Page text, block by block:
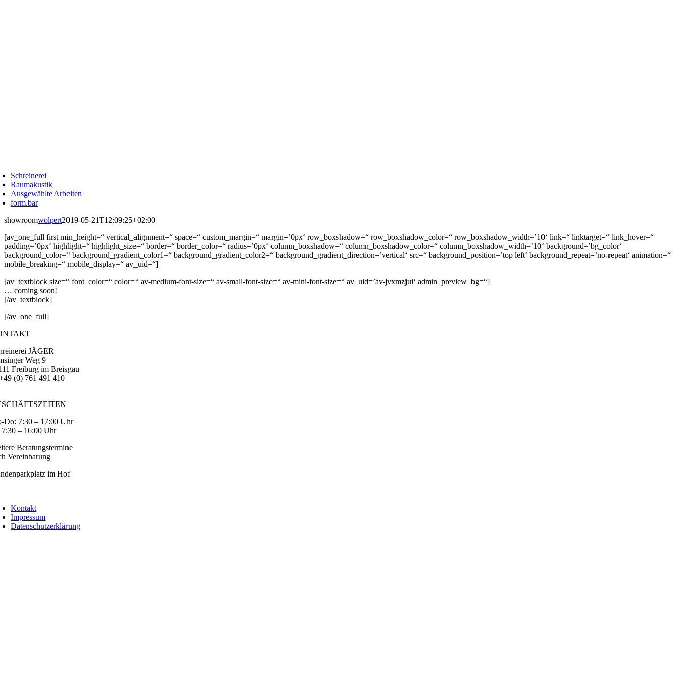
Schreinerei
Raumakustik
Ausgewählte Arbeiten
form.bar
showroomwolpert2019-05-21T12:09:25+02:00
[av_one_full first min_height=“ vertical_alignment=“ space=“ custom_margin=“ margin=’0px‘ row_boxshadow=“ row_boxshadow_color=“ row_boxshadow_width=’10‘ link=“ linktarget=“ link_hover=“
padding=’0px‘ highlight=“ highlight_size=“ border=“ border_color=“ radius=’0px‘ column_boxshadow=“ column_boxshadow_color=“ column_boxshadow_width=’10‘ background=’bg_color‘
background_color=“ background_gradient_color1=“ background_gradient_color2=“ background_gradient_direction=’vertical‘ src=“ background_position=’top left‘ background_repeat=’no-repeat‘ animation=“
mobile_breaking=“ mobile_display=“ av_uid=“]
[av_textblock size=“ font_color=“ color=“ av-medium-font-size=“ av-small-font-size=“ av-mini-font-size=“ av_uid=’av-jvxmzjui‘ admin_preview_bg=“]
… coming soon!
[/av_textblock]
[/av_one_full]
JÄGER
Weg 9
Freiburg im Breisgau
(0) 761 491 410
Do: 7:30 – 17:00 Uhr
7:30 – 16:00 Uhr
Beratungstermine
Vereinbarung
im Hof
Kontakt
Impressum
Datenschutzerklärung